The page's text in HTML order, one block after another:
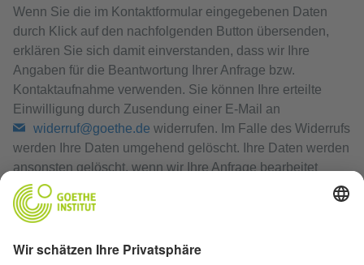
Wenn Sie die im Kontaktformular eingegebenen Daten
durch Klick auf den nachfolgenden Button übersenden,
erklären Sie sich damit einverstanden, dass wir Ihre
Angaben für die Beantwortung Ihrer Anfrage bzw.
Kontaktaufnahme verwenden. Sie können Ihre erteilte
Einwilligung durch Zusendung einer E-Mail an
widerruf@goethe.de widerrufen. Im Falle des Widerrufs
werden Ihre Daten umgehend gelöscht. Ihre Daten werden
ansonsten gelöscht, wenn wir Ihre Anfrage bearbeitet
haben oder der Zweck der Speicherung entfallen ist.
Datenschutzerklärung